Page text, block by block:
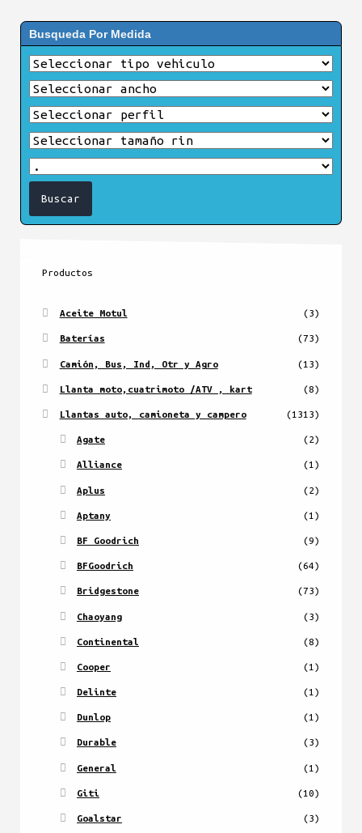
Busqueda Por Medida
Productos
Aceite Motul (3)
Baterías (73)
Camión, Bus, Ind, Otr y Agro (13)
Llanta moto,cuatrimoto /ATV , kart (8)
Llantas auto, camioneta y campero (1313)
Agate (2)
Alliance (1)
Aplus (2)
Aptany (1)
BF Goodrich (9)
BFGoodrich (64)
Bridgestone (73)
Chaoyang (3)
Continental (8)
Cooper (1)
Delinte (1)
Dunlop (1)
Durable (3)
General (1)
Giti (10)
Goalstar (3)